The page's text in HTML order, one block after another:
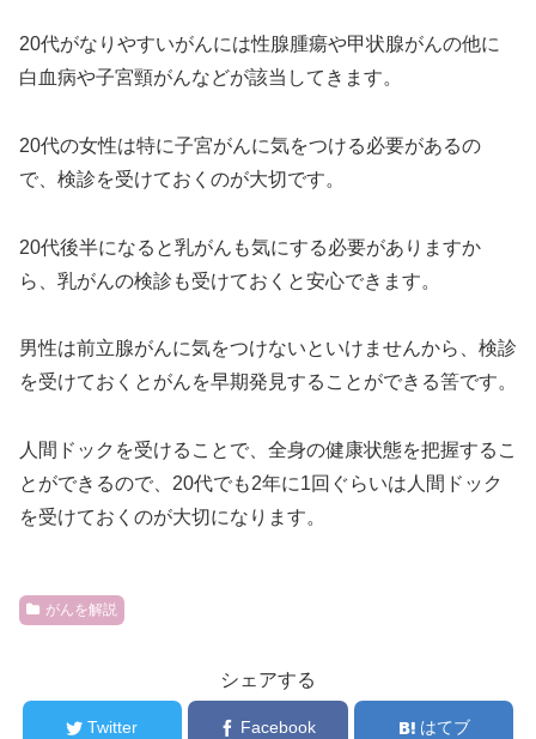
20代がなりやすいがんには性腺腫瘍や甲状腺がんの他に
白血病や子宮頸がんなどが該当してきます。
20代の女性は特に子宮がんに気をつける必要があるの
で、検診を受けておくのが大切です。
20代後半になると乳がんも気にする必要がありますか
ら、乳がんの検診も受けておくと安心できます。
男性は前立腺がんに気をつけないといけませんから、検診
を受けておくとがんを早期発見することができる筈です。
人間ドックを受けることで、全身の健康状態を把握するこ
とができるので、20代でも2年に1回ぐらいは人間ドック
を受けておくのが大切になります。
がんを解説
シェアする
Twitter Facebook はてブ